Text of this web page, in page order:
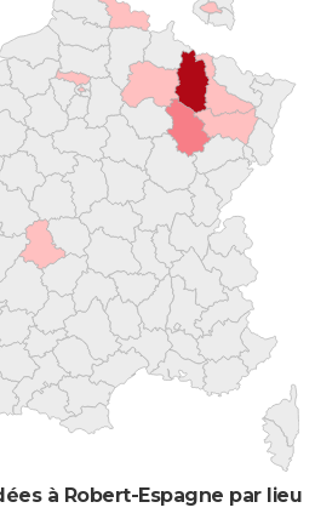
à Robert-Espagne par lieu